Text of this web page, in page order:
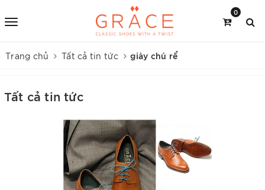
0
Trang chủ Tất cả tin tức giày chú rể
Tất cả tin tức